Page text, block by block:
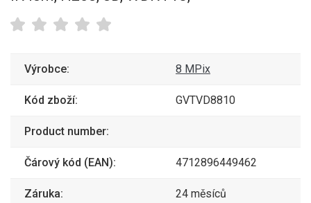
Výrobce: 8 MPix
Kód zboží: GVTVD8810
Product number:
Čárový kód (EAN): 4712896449462
Záruka: 24 měsíců